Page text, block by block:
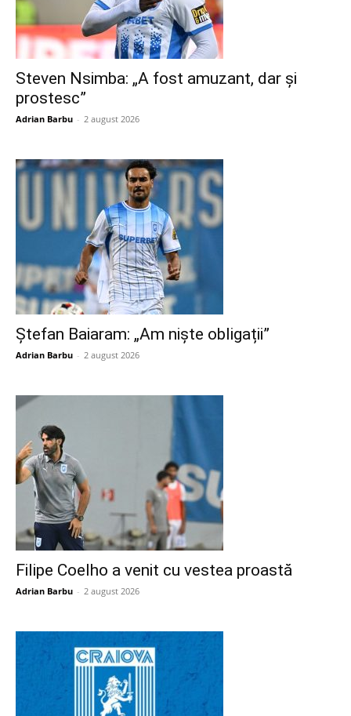
Steven Nsimba: „A fost amuzant, dar și
prostesc”
Adrian Barbu - 2 august 2026
Ștefan Baiaram: „Am niște obligații”
Adrian Barbu - 2 august 2026
Filipe Coelho a venit cu vestea proastă
Adrian Barbu - 2 august 2026